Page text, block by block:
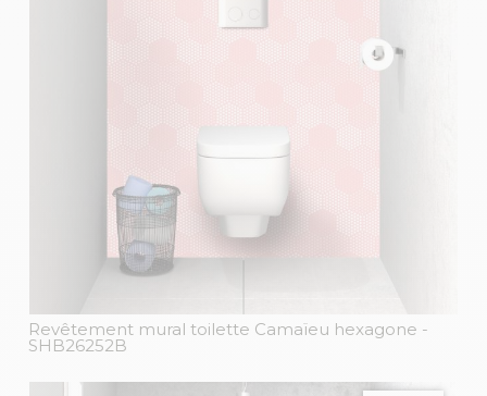
Revêtement mural toilette Camaïeu hexagone -
SHB26252B